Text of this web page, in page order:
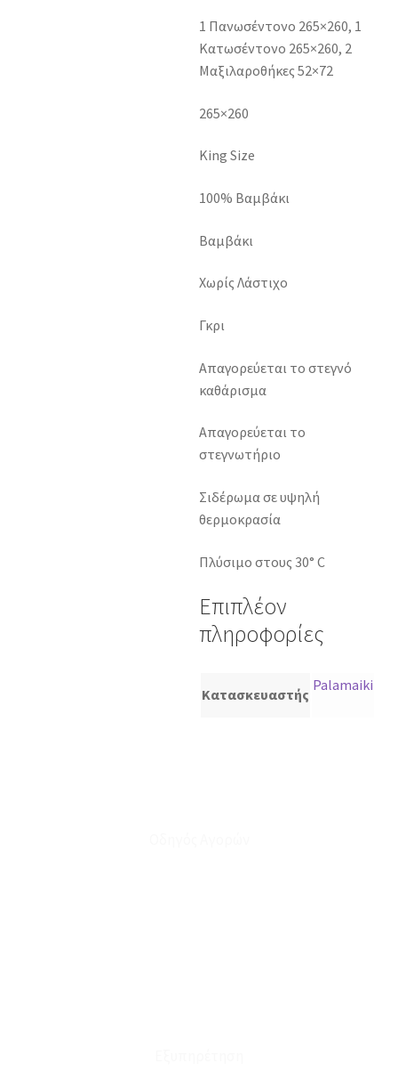
1 Πανωσέντονο 265×260, 1
Κατωσέντονο 265×260, 2
Μαξιλαροθήκες 52×72
265×260
King Size
100% Βαμβάκι
Βαμβάκι
Χωρίς Λάστιχο
Γκρι
Απαγορεύεται το στεγνό
καθάρισμα
Απαγορεύεται το
στεγνωτήριο
Σιδέρωμα σε υψηλή
θερμοκρασία
Πλύσιμο στους 30° C
Επιπλέον
πληροφορίες
Κατασκευαστής
Palamaiki